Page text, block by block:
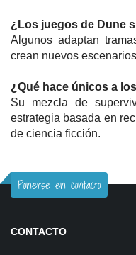
¿Los juegos de Dune
Algunos adaptan
crean nuevos
¿Qué hace únicos a
Su mezcla de
estrategia basada en
de ciencia ficción.
Ponerse en contacto
CONTACTO